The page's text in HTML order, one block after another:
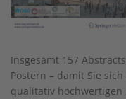
Insgesamt 157
Postern – damit Sie
qualitativ hochwertigen